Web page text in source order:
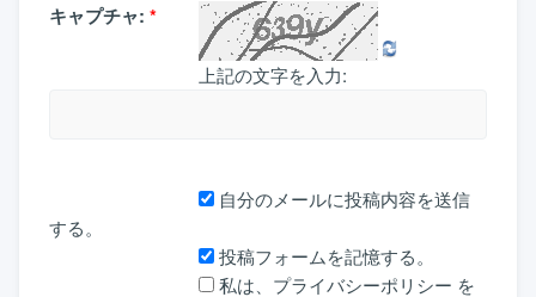
キャプチャ: *
上記の文字を入力:
自分のメールに投稿内容を送信
する。
投稿フォームを記憶する。
私は、 プライバシーポリシー を